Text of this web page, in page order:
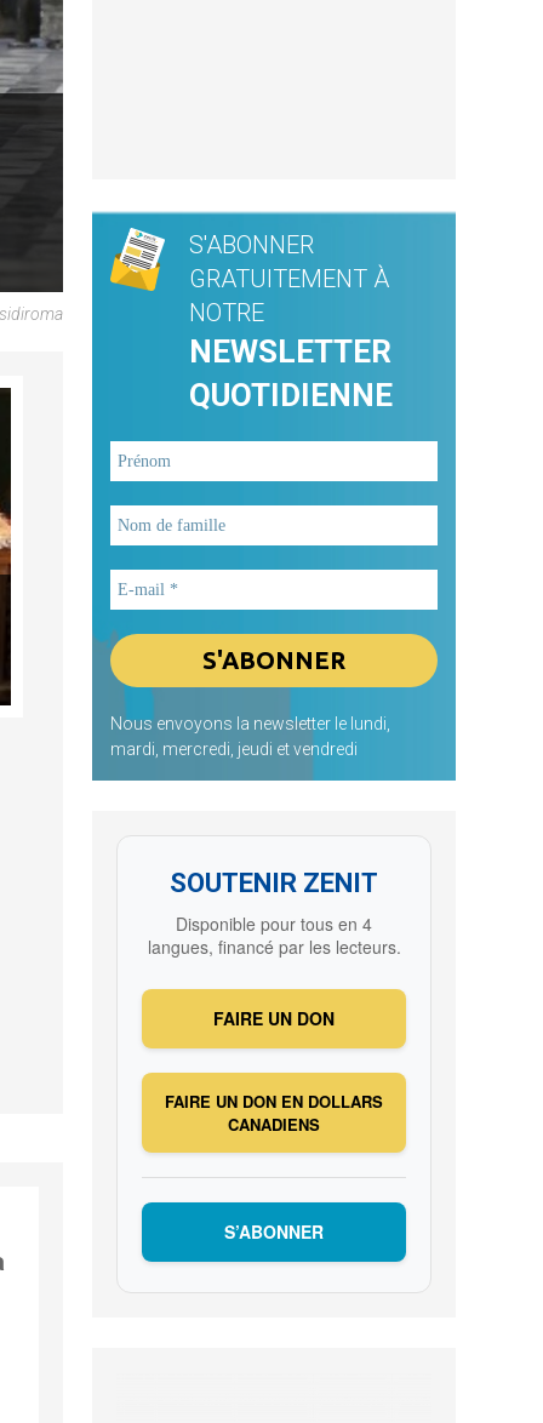
S'ABONNER
GRATUITEMENT À
NOTRE
NEWSLETTER
QUOTIDIENNE
Nous envoyons la newsletter le lundi,
mardi, mercredi, jeudi et vendredi
SOUTENIR ZENIT
Disponible pour tous en 4
langues, financé par les lecteurs.
FAIRE UN DON
FAIRE UN DON EN DOLLARS
CANADIENS
S’ABONNER